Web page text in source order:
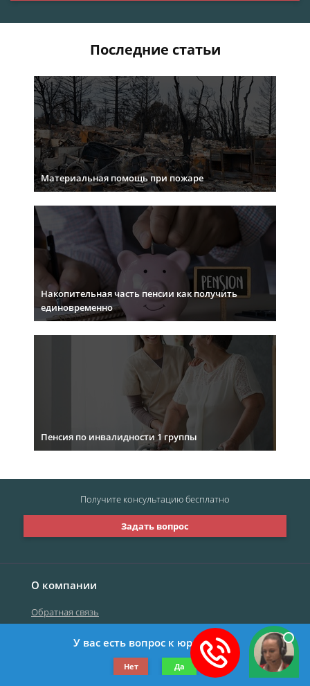
Последние статьи
Материальная помощь при пожаре
Накопительная часть пенсии как получить
единовременно
Пенсия по инвалидности 1 группы
О компании
Обратная связь
©2019-2026 Все права защищены.
Задать вопрос
Получите консультациюбесплатно
У вас есть вопрос к юристу?
Нет Да